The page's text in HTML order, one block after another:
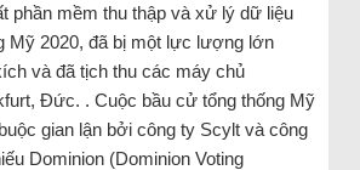
phần mềm thu thập và xử lý dữ liệu
Mỹ 2020, đã bị một lực lượng lớn
và đã tịch thu các máy chủ
Đức. . Cuộc bầu cử tổng thống Mỹ
gian lận bởi công ty Scylt và công
Dominion (Dominion Voting